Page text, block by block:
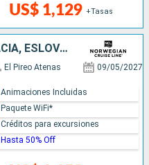
US$ 1,129 +Tasas
GRECIA, MONTENEGRO, CROACIA, ESLOVENIA, ITALIA
El Pireo Atenas 09/05/2027
Animaciones Incluidas
Paquete WiFi*
Créditos para excursiones
Hasta 50% Off